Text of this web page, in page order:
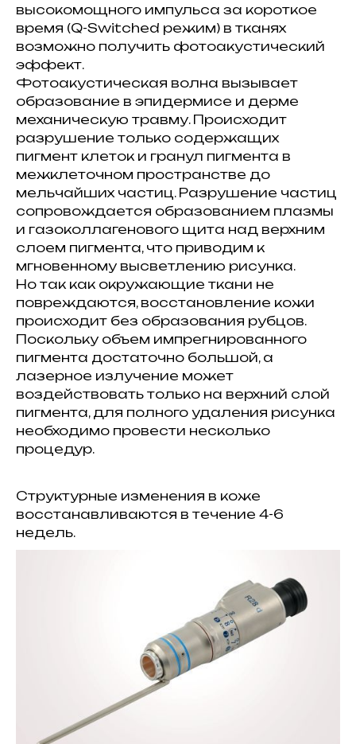
высокомощного импульса за короткое
время (Q-Switched режим) в тканях
возможно получить фотоакустический
эффект.
Фотоакустическая волна вызывает
образование в эпидермисе и дерме
механическую травму. Происходит
разрушение только содержащих
пигмент клеток и гранул пигмента в
межклеточном пространстве до
мельчайших частиц. Разрушение частиц
сопровождается образованием плазмы
и газоколлагенового щита над верхним
слоем пигмента, что приводим к
мгновенному высветлению рисунка.
Но так как окружающие ткани не
повреждаются, восстановление кожи
происходит без образования рубцов.
Поскольку объем импрегнированного
пигмента достаточно большой, а
лазерное излучение может
воздействовать только на верхний слой
пигмента, для полного удаления рисунка
необходимо провести несколько
процедур.
Структурные изменения в коже
восстанавливаются в течение 4-6
недель.